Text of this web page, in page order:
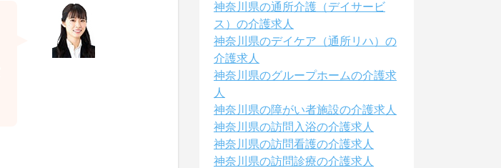
神奈川県の通所介護（デイサービ
ス）の介護求人
神奈川県のデイケア（通所リハ）の
介護求人
神奈川県のグループホームの介護求
人
神奈川県の障がい者施設の介護求人
神奈川県の訪問入浴の介護求人
神奈川県の訪問看護の介護求人
神奈川県の訪問診療の介護求人